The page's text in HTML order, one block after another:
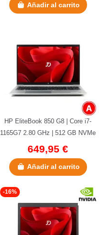
Añadir al carrito
HP EliteBook 850 G8 | Core i7-
1165G7 2.80 GHz | 512 GB NVMe
| 16 GB DDR4 | 15.6" |...
649,95 €
Añadir al carrito
-16%